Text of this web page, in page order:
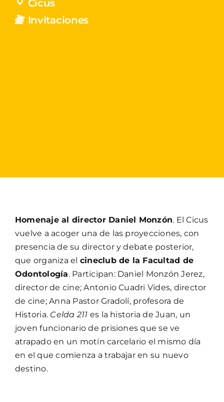
Cicus
Invitaciones
Homenaje al director Daniel Monzón. El Cicus
vuelve a acoger una de las proyecciones, con
presencia de su director y debate posterior,
que organiza el cineclub de la Facultad de
Odontología. Participan: Daniel Monzón Jerez,
director de cine; Antonio Cuadri Vides, director
de cine; Anna Pastor Gradolí, profesora de
Historia. Celda 211 es la historia de Juan, un
joven funcionario de prisiones que se ve
atrapado en un motín carcelario el mismo día
en el que comienza a trabajar en su nuevo
destino.